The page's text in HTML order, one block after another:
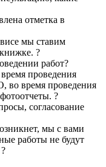
отметка в
мы ставим
?
работ?
проведения
во время проведения
?
согласование
мы с вами
работы не будут
?